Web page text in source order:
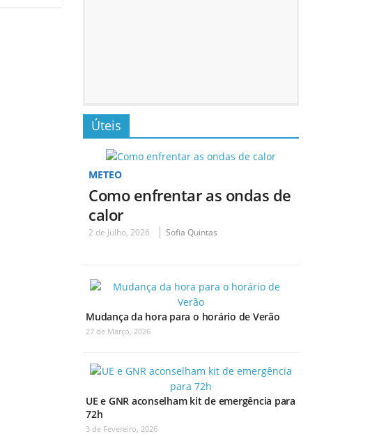
Úteis
METEO
Como enfrentar as ondas de
calor
2 de Julho, 2026 Sofia Quintas
Mudança da hora para o horário de Verão
27 de Março, 2026
UE e GNR aconselham kit de emergência para
72h
3 de Fevereiro, 2026